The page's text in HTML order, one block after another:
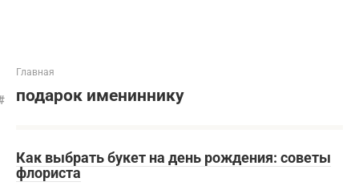
Главная
подарок имениннику
Как выбрать букет на день рождения: советы
флориста